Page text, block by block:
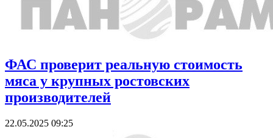
ФАС проверит реальную стоимость
мяса у крупных ростовских
производителей
22.05.2025 09:25